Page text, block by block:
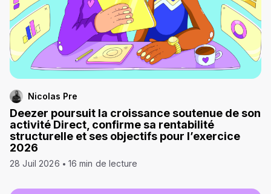
Nicolas Pre
Deezer poursuit la croissance soutenue de son
activité Direct, confirme sa rentabilité
structurelle et ses objectifs pour l’exercice
2026
28 Juil 2026 16 min de lecture